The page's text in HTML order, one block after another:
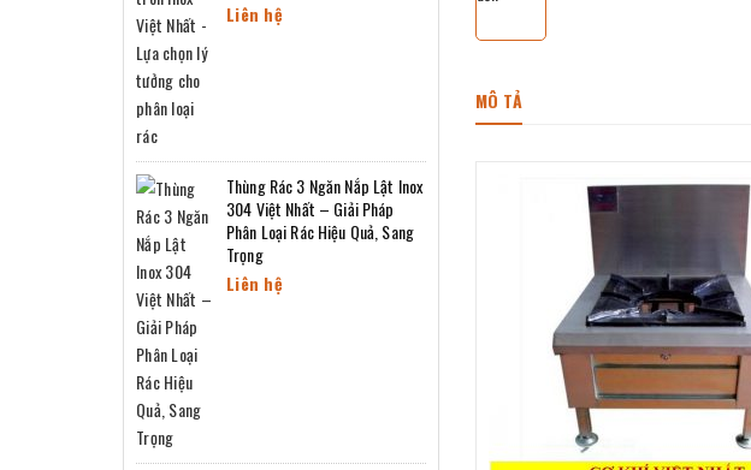
MÔ TẢ
Liên hệ
Thùng Rác 3 Ngăn Nắp Lật Inox
304 Việt Nhất – Giải Pháp
Phân Loại Rác Hiệu Quả, Sang
Trọng
Liên hệ